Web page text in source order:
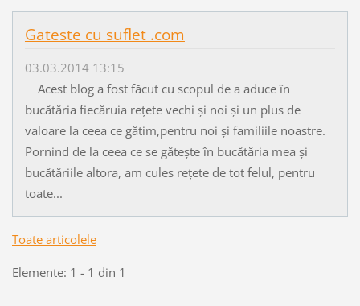
Gateste cu suflet .com
03.03.2014 13:15
Acest blog a fost făcut cu scopul de a aduce în
bucătăria fiecăruia rețete vechi și noi și un plus de
valoare la ceea ce gătim,pentru noi și familiile noastre.
Pornind de la ceea ce se gătește în bucătăria mea și
bucătăriile altora, am cules rețete de tot felul, pentru
toate...
Toate articolele
Elemente: 1 - 1 din 1